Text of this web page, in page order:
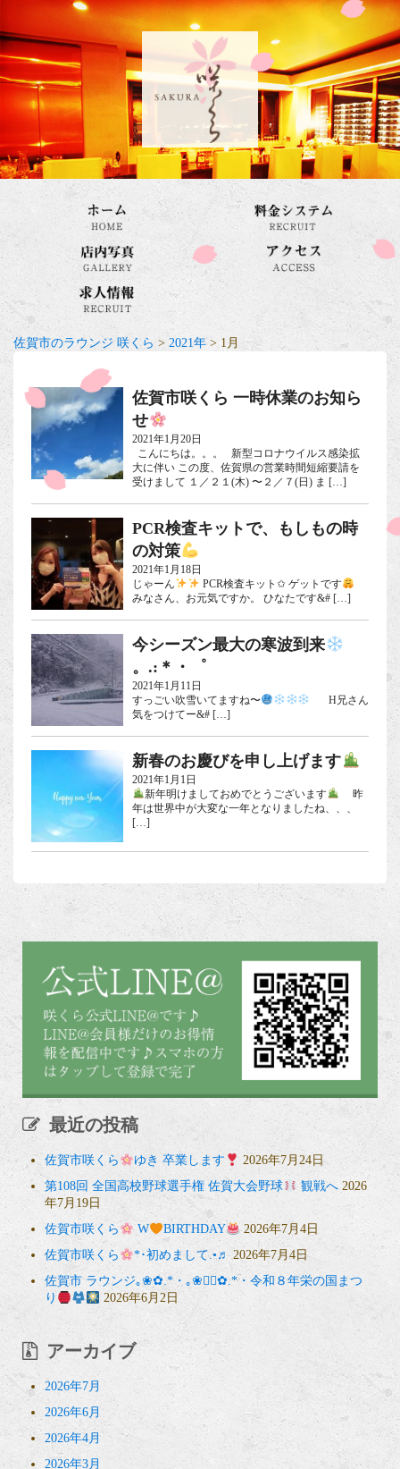
佐賀市のラウンジ 咲くら > 2021年 > 1月
佐賀市咲くら 一時休業のお知ら
せ
2021年1月20日
こんにちは。。。 新型コロナウイルス感染拡
大に伴い この度、佐賀県の営業時間短縮要請を
受けまして １／２１(木) 〜２／７(日) ま […]
PCR検査キットで、もしもの時
の対策
2021年1月18日
じゃーん
PCR検査キット✩ ゲットです
みなさん、お元気ですか。 ひなたです&# […]
今シーズン最大の寒波到来
。.:＊・゜
2021年1月11日
すっごい吹雪いてますね〜
H兄さん
気をつけてー&# […]
新春のお慶びを申し上げます
2021年1月1日
新年明けましておめでとうございます
昨
年は世界中が大変な一年となりましたね、、、
[…]
最近の投稿
佐賀市咲くら ゆき 卒業します
2026年7月24日
第108回 全国高校野球選手権 佐賀大会野球
観戦へ 2026
年7月19日
佐賀市咲くら
W BIRTHDAY
2026年7月4日
佐賀市咲くら
*･初めまして.•♬ 2026年7月4日
佐賀市 ラウンジ｡❀✿.*・｡❀❁⃘✿.*・令和８年栄の国まつ
り
2026年6月2日
アーカイブ
2026年7月
2026年6月
2026年4月
2026年3月